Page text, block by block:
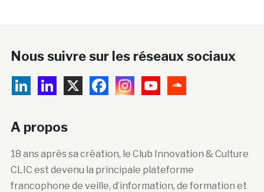
Nous suivre sur les réseaux sociaux
A propos
18 ans après sa création, le Club Innovation & Culture
CLIC est devenu la principale plateforme
francophone de veille, d’information, de formation et